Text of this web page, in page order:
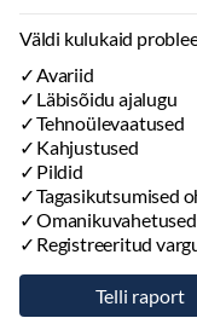
Väldi kulukaid
Avariid
Läbisõidu ajalugu
Tehnoülevaatused
Kahjustused
Pildid
Tagasikutsumised
Omanikuvahetused
Registreeritud